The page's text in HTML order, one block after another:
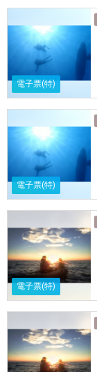
電子票(特)
電子票(特)
電子票(特)